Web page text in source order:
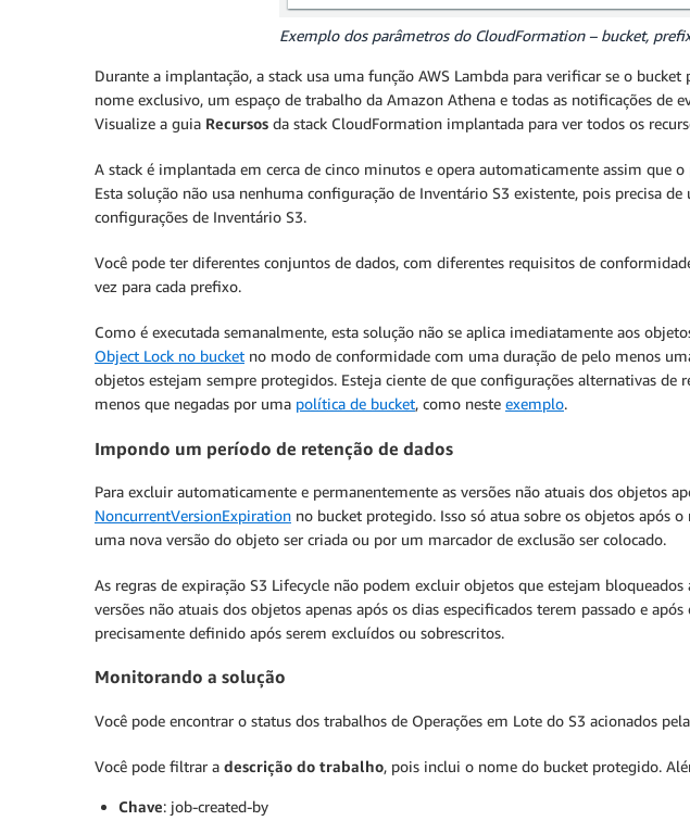
Exemplo dos parâmetros do CloudFormation – bucket,
Durante a implantação, a stack usa uma função AWS Lambda para verificar se o
nome exclusivo, um espaço de trabalho da Amazon Athena e todas as notificações de
Visualize a guia Recursos da stack CloudFormation implantada para ver todos os
A stack é implantada em cerca de cinco minutos e opera automaticamente assim que
Esta solução não usa nenhuma configuração de Inventário S3 existente, pois precisa
configurações de Inventário S3.
Você pode ter diferentes conjuntos de dados, com diferentes requisitos de
vez para cada prefixo.
Como é executada semanalmente, esta solução não se aplica imediatamente aos
Object Lock no bucket no modo de conformidade com uma duração de pelo menos
objetos estejam sempre protegidos. Esteja ciente de que configurações alternativas
menos que negadas por uma política de bucket, como neste exemplo.
Impondo um período de retenção de dados
Para excluir automaticamente e permanentemente as versões não atuais dos objetos
NoncurrentVersionExpiration no bucket protegido. Isso só atua sobre os objetos após
uma nova versão do objeto ser criada ou por um marcador de exclusão ser colocado.
As regras de expiração S3 Lifecycle não podem excluir objetos que estejam
versões não atuais dos objetos apenas após os dias especificados terem passado e
precisamente definido após serem excluídos ou sobrescritos.
Monitorando a solução
Você pode encontrar o status dos trabalhos de Operações em Lote do S3 acionados
Você pode filtrar a descrição do trabalho, pois inclui o nome do bucket protegido.
Chave: job-created-by